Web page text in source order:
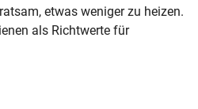
etwas weniger zu heizen.
als Richtwerte für